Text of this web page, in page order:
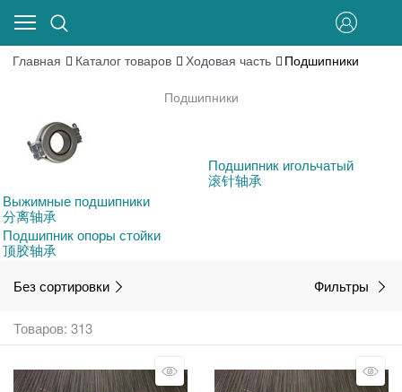
Главная Каталог товаров Ходовая часть Подшипники
Подшипники
Выжимные подшипники
分离轴承
Подшипник игольчатый
滚针轴承
Подшипник опоры стойки
顶胶轴承
Без сортировки
Фильтры
Товаров: 313